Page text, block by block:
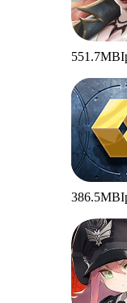
551.7MB
386.5MB